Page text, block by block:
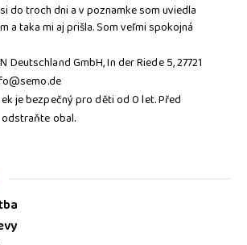
PODMÍNKAMI OCHRANY
.
do troch dni a v poznamke som uviedla
a taka mi aj prišla. Som veľmi spokojná
Deutschland GmbH, In der Riede 5, 27721
je bezpečný pro děti od 0 let. Před
obal.